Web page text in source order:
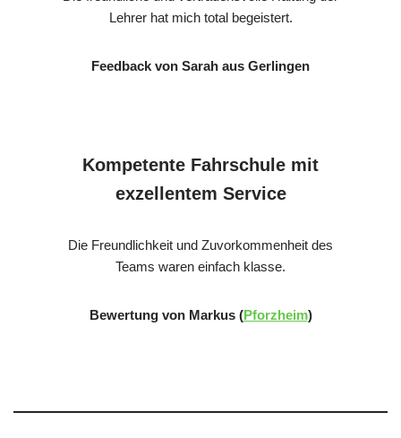
Lehrer hat mich total begeistert.
Feedback von Sarah aus Gerlingen
Kompetente Fahrschule mit
exzellentem Service
Die Freundlichkeit und Zuvorkommenheit des
Teams waren einfach klasse.
Bewertung von Markus (Pforzheim)